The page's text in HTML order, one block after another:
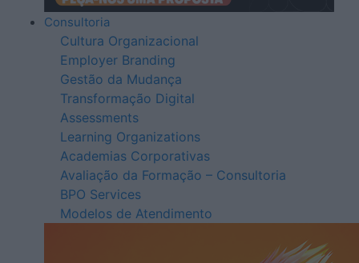
Consultoria
Cultura Organizacional
Employer Branding
Gestão da Mudança
Transformação Digital
Assessments
Learning Organizations
Academias Corporativas
Avaliação da Formação – Consultoria
BPO Services
Modelos de Atendimento